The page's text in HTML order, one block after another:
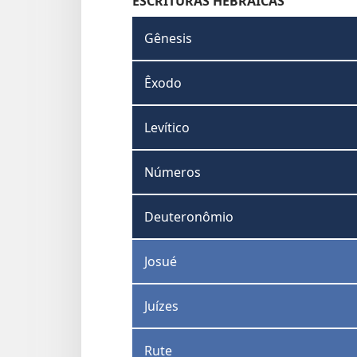
Gênesis
Êxodo
Levítico
Números
Deuteronômio
Josué
Juízes
Rute